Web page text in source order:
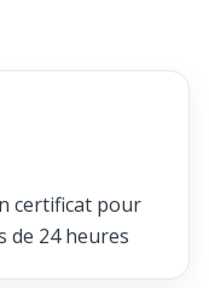
certificat pour
de 24 heures